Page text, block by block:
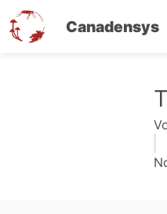
Canadensys